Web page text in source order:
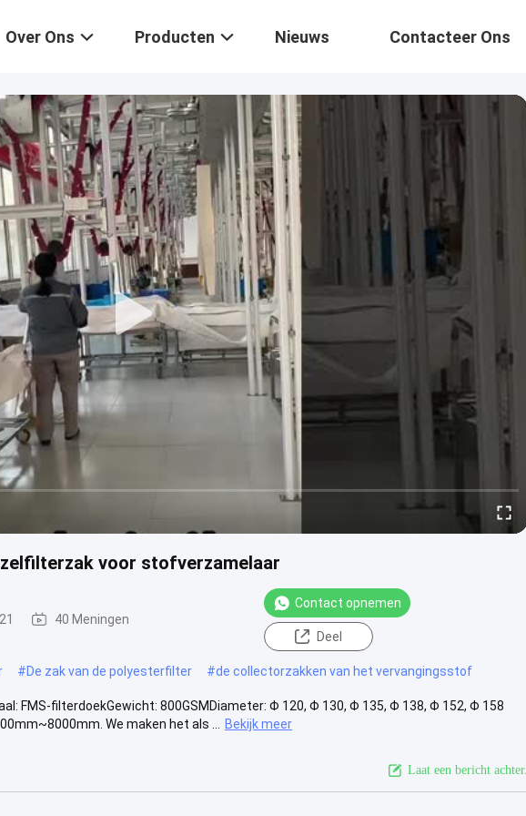
Over Ons Producten Nieuws Contacteer Ons
voor stofverzamelaar
40 Meningen
Contact opnemen
Deel
#De zak van de polyesterfilter #de collectorzakken van het vervangingsstof
FMS-filterdoekGewicht: 800GSMDiameter: Φ 120, Φ 130, Φ 135, Φ 138, Φ 152, Φ 158
We maken het als ...
Bekijk meer
Laat een bericht achter.